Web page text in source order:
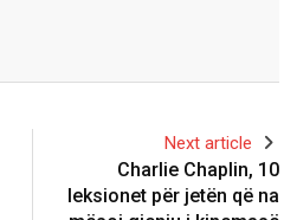
Next article
Charlie Chaplin, 10
leksionet për jetën që na